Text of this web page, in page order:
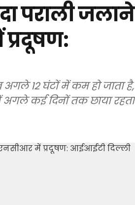
पराली जलाने
अगले 12 घंटों में कम हो जाता है,
अगले कई दिनों तक छाया रहता